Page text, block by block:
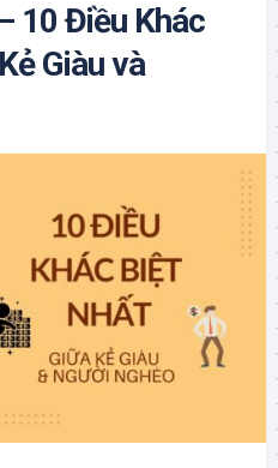
10 Điều Khác
Giàu và